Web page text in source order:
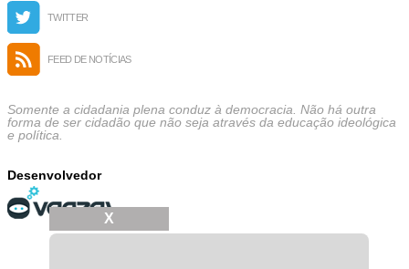
TWITTER
FEED DE NOTÍCIAS
Somente a cidadania plena conduz à democracia. Não há outra
forma de ser cidadão que não seja através da educação ideológica
e política.
Desenvolvedor
X